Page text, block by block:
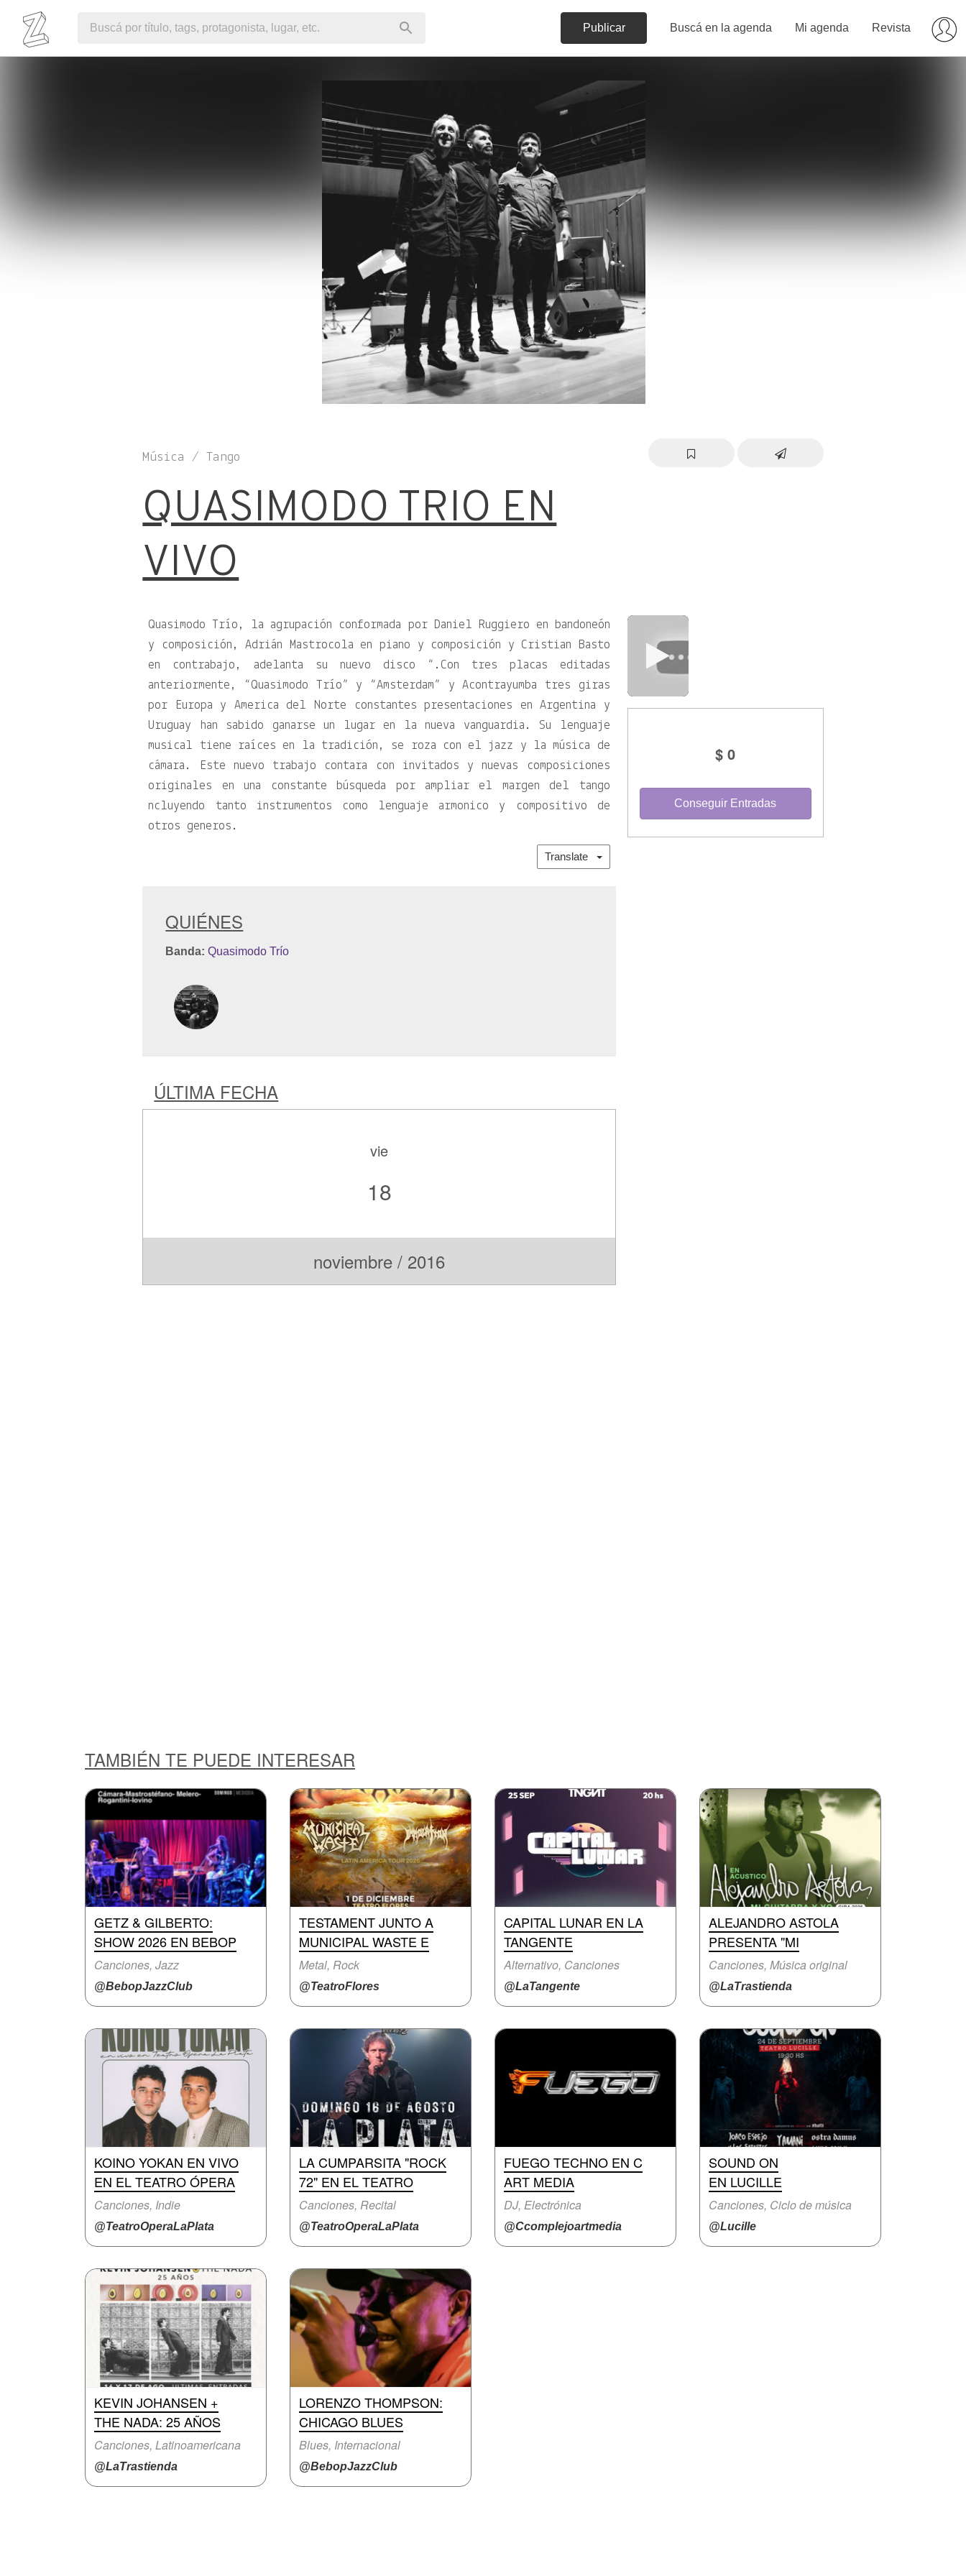
Publicar Buscá en la agenda Mi agenda Revista
Música / Tango
QUASIMODO TRIO EN
VIVO
$ 0
Conseguir Entradas
Quasimodo Trío, la agrupación conformada por Daniel Ruggiero en bandoneón
y composición, Adrián Mastrocola en piano y composición y Cristian Basto
en contrabajo, adelanta su nuevo disco “.Con tres placas editadas
anteriormente, “Quasimodo Trío” y “Amsterdam” y Acontrayumba tres giras
por Europa y America del Norte constantes presentaciones en Argentina y
Uruguay han sabido ganarse un lugar en la nueva vanguardia. Su lenguaje
musical tiene raíces en la tradición, se roza con el jazz y la música de
cámara. Este nuevo trabajo contara con invitados y nuevas composiciones
originales en una constante búsqueda por ampliar el margen del tango
ncluyendo tanto instrumentos como lenguaje armonico y compositivo de
otros generos.
Translate
QUIÉNES
Banda: Quasimodo Trío
ÚLTIMA FECHA
vie
18
noviembre / 2016
TAMBIÉN TE PUEDE INTERESAR
GETZ & GILBERTO:
SHOW 2026 EN BEBOP
Canciones, Jazz
@BebopJazzClub
TESTAMENT JUNTO A
MUNICIPAL WASTE E
Metal, Rock
@TeatroFlores
CAPITAL LUNAR EN LA
TANGENTE
Alternativo, Canciones
@LaTangente
ALEJANDRO ASTOLA
PRESENTA "MI
Canciones, Música original
@LaTrastienda
KOINO YOKAN EN VIVO
EN EL TEATRO ÓPERA
Canciones, Indie
@TeatroOperaLaPlata
LA CUMPARSITA "ROCK
72" EN EL TEATRO
Canciones, Recital
@TeatroOperaLaPlata
FUEGO TECHNO EN C
ART MEDIA
DJ, Electrónica
@Ccomplejoartmedia
SOUND ON
EN LUCILLE
Canciones, Ciclo de música
@Lucille
KEVIN JOHANSEN +
THE NADA: 25 AÑOS
Canciones, Latinoamericana
@LaTrastienda
LORENZO THOMPSON:
CHICAGO BLUES
Blues, Internacional
@BebopJazzClub